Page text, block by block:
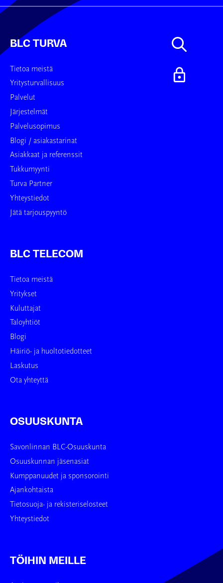
BLC TURVA
Tietoa meistä
Yritysturvallisuus
Palvelut
Järjestelmät
Palvelusopimus
Blogi / asiakastarinat
Asiakkaat ja referenssit
Tukkumyynti
Turva Partner
Yhteystiedot
Jätä tarjouspyyntö
BLC TELECOM
Tietoa meistä
Yritykset
Kuluttajat
Taloyhtiöt
Blogi
Häiriö- ja huoltotiedotteet
Laskutus
Ota yhteyttä
OSUUSKUNTA
Savonlinnan BLC-Osuuskunta
Osuuskunnan jäsenasiat
Kumppanuudet ja sponsorointi
Ajankohtaista
Tietosuoja- ja rekisteriselosteet
Yhteystiedot
TÖIHIN MEILLE